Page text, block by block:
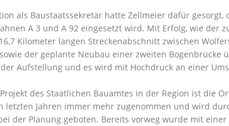
als Baustaatssekretär hatte Zellmeier dafür
A 3 und A 92 eingesetzt wird. Mit Erfolg, wie der
Kilometer langen Streckenabschnitt zwischen
der geplante Neubau einer zweiten
Aufstellung und es wird mit Hochdruck an einer
des Staatlichen Bauamtes in der Region ist die
letzten Jahren immer mehr zugenommen und wird
der Planung geboten. Bereits vorweg wurde mit